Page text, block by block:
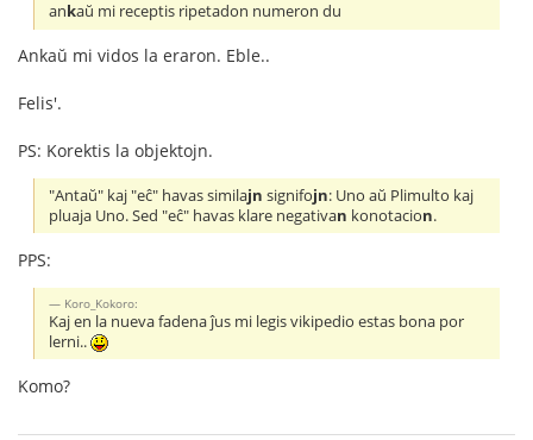
ankaŭ mi receptis ripetadon numeron du
Ankaŭ mi vidos la eraron. Eble..
Felis'.
PS: Korektis la objektojn.
"Antaŭ" kaj "eĉ" havas similajn signifojn: Uno aŭ Plimulto kaj
pluaja Uno. Sed "eĉ" havas klare negativan konotacion.
PPS:
Koro_Kokoro:
Kaj en la nueva fadena ĵus mi legis vikipedio estas bona por
lerni..
Komo?